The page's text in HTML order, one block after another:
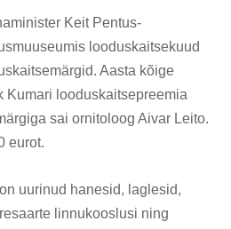
Keit Pentus-
looduskaitsekuud
Aasta kõige
Kumari looduskaitsepreemia
sai ornitoloog Aivar Leito.
eurot.
uurinud hanesid, laglesid,
linnukooslusi ning